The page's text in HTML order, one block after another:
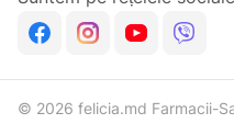
© 2026 felicia.md Farmacii-